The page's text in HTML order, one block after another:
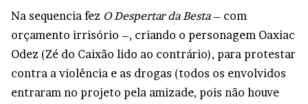
Na sequencia fez O Despertar da Besta– com
orçamento irrisório –, criando o personagem Oaxiac
Odez (Zé do Caixão lido ao contrário), para protestar
contra a violência e as drogas (todos os envolvidos
entraram no projeto pela amizade, pois não houve